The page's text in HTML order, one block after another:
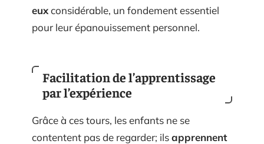
euxconsidérable, un fondement essentiel
pour leur épanouissement personnel.
Facilitation de l’apprentissage
par l’expérience
Grâce à ces tours, les enfants ne se
contentent pas de regarder; ilsapprennent